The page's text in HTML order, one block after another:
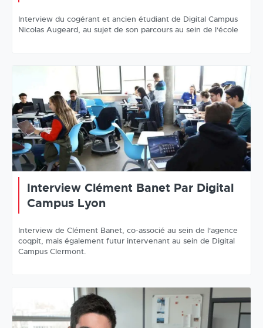
Interview du cogérant et ancien étudiant de Digital Campus
Nicolas Augeard, au sujet de son parcours au sein de l'école
Interview Clément Banet Par Digital
Campus Lyon
Interview de Clément Banet, co-associé au sein de l'agence
coqpit, mais également futur intervenant au sein de Digital
Campus Clermont.